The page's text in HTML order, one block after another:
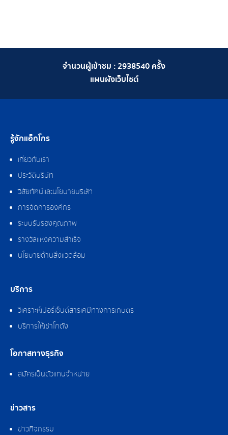
จำนวนผู้เข้าชม :2938540 ครั้ง
แผนผังเว็บไซต์
รู้จักแอ็กโกร
เกี่ยวกับเรา
ประวัติบริษัท
วิสัยทัศน์และนโยบายบริษัท
การจัดการองค์กร
ระบบรับรองคุณภาพ
รางวัลแห่งความสำเร็จ
นโยบายด้านสิ่งแวดล้อม
บริการ
วิเคราะห์เปอร์เซ็นต์สารเคมีทางการเกษตร
บริการให้เช่าโกดัง
โอกาสทางธุรกิจ
สมัครเป็นตัวแทนจำหน่าย
ข่าวสาร
ข่าวกิจกรรม